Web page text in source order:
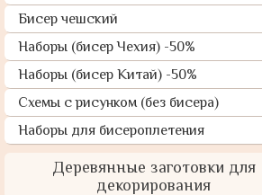
Бисер чешский
Наборы (бисер Чехия) -50%
Наборы (бисер Китай) -50%
Схемы с рисунком (без бисера)
Наборы для бисероплетения
Деревянные заготовки для
декорирования